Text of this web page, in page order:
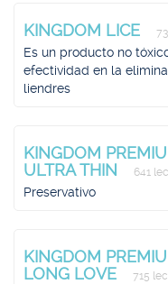
KINGDOM LICE
Es un producto no
efectividad en la
liendres
KINGDOM
ULTRA THIN
641
Preservativo
KINGDOM
LONG LOVE
715